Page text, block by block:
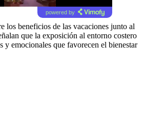
powered by
los beneficios de las vacaciones junto al
que la exposición al entorno costero
y emocionales que favorecen el bienestar